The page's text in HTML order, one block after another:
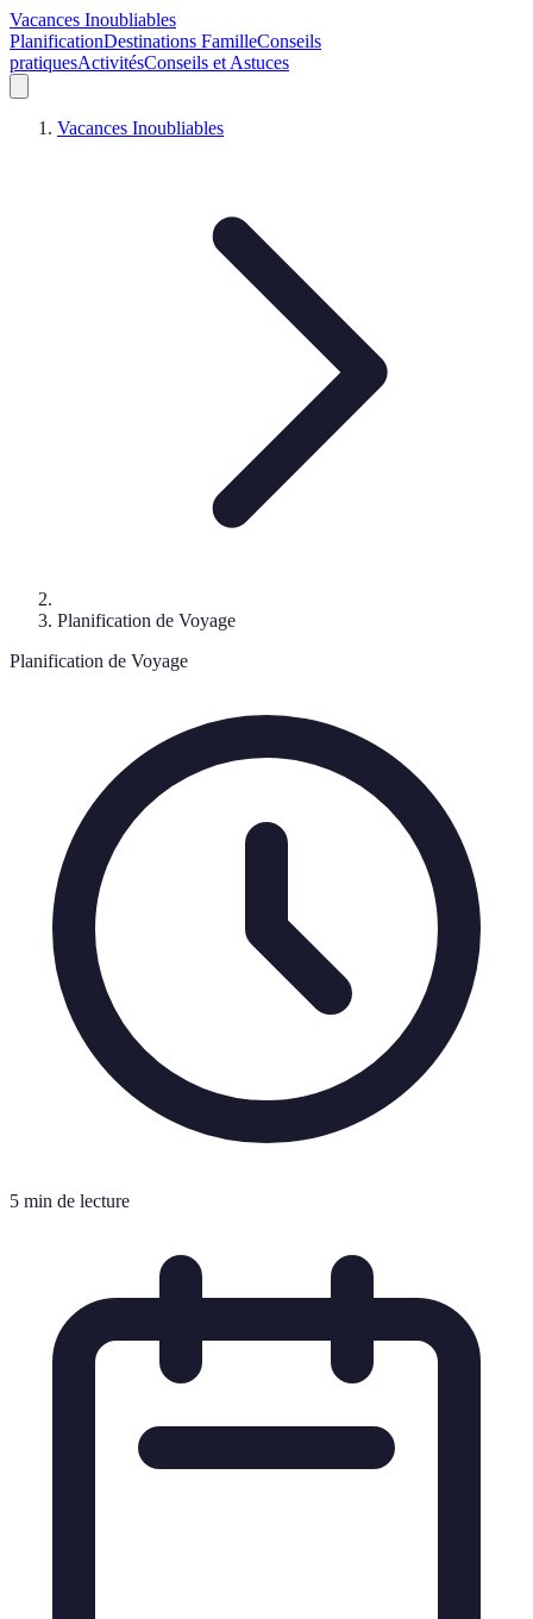
Vacances Inoubliables
PlanificationDestinations FamilleConseils
pratiquesActivitésConseils et Astuces
Vacances Inoubliables
Planification de Voyage
Planification de Voyage
5 min de lecture